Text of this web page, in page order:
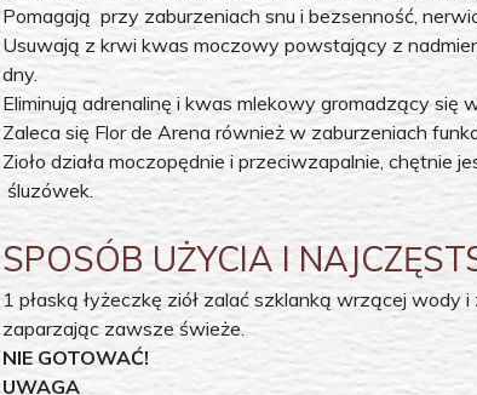
Pomagają przy zaburzeniach snu i bezsenność,
Usuwają z krwi kwas moczowy powstający z
dny.
Eliminują adrenalinę i kwas mlekowy gromadzący się
Zaleca się Flor de Arena również w zaburzeniach
Zioło działa moczopędnie i przeciwzapalnie,
śluzówek.
SPOSÓB UŻYCIA I
1 płaską łyżeczkę ziół zalać szklanką wrzącej
zaparzając zawsze świeże.
NIE GOTOWAĆ!
UWAGA